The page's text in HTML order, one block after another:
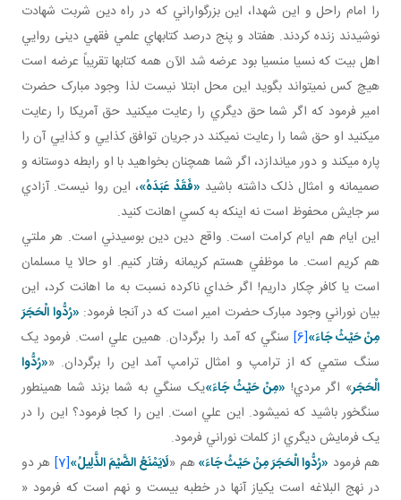
را امام راحل و اين شهدا، اين بزرگواراني که در راه دين شربت شهادت
نوشيدند زنده کردند. هفتاد و پنج درصد کتاب هاي علمي فقهي دينی روايي
اهل بيت که نسيا منسيا بود عرضه شد الآن همه کتاب ها تقريباً عرضه است
هيچ کس نمي تواند بگويد اين محل ابتلا نيست لذا وجود مبارک حضرت
امير فرمود که اگر شما حق ديگري را رعايت مي کنيد حق آمريکا را رعايت
مي کنيد او حق شما را رعايت نمي کند در جريان توافق کذايي و کذايي آن را
پاره مي کند و دور مي اندازد، اگر شما همچنان بخواهيد با او رابطه دوستانه و
صميمانه و امثال ذلک داشته باشيد «فَقَدْ عَبَدَهُ‏»، اين روا نيست. آزادي
سر جايش محفوظ است نه اينکه به کسي اهانت کنيد.
اين ايام هم ايام کرامت است. واقع دين دين بوسيدني است. هر ملتي
هم کريم است. ما موظفي هستم کريمانه رفتار کنيم. او حالا يا مسلمان
است يا کافر چکار داريم! اگر خداي ناکرده نسبت به ما اهانت کرد، اين
بيان نوراني وجود مبارک حضرت امير است که در آنجا فرمود: «رُدُّوا الْحَجَرَ
مِنْ حَيْثُ جَاءَ»[6]
سنگي که آمد را برگردان. همين علي است. فرمود يک
سنگ ستمي که از ترامپ و امثال ترامپ آمد اين را برگردان. ««رُدُّوا
الْحَجَر» اگر مردي! «مِنْ حَيْثُ جَاءَ»يک سنگي به شما بزند شما همين طور
سنگ خور باشيد که نمي شود. اين علي است. اين را کجا فرمود؟ اين را در
يک فرمايش ديگري از کلمات نوراني فرمود.
هم فرمود «رُدُّوا الْحَجَرَ مِنْ حَيْثُ جَاءَ»هم «لَايَمْنَعُ الضَّيْمَ الذَّلِيلُ‏»[7]
هر دو
در نهج البلاغه است يکي از آنها در خطبه بيست و نهم است که فرمود «